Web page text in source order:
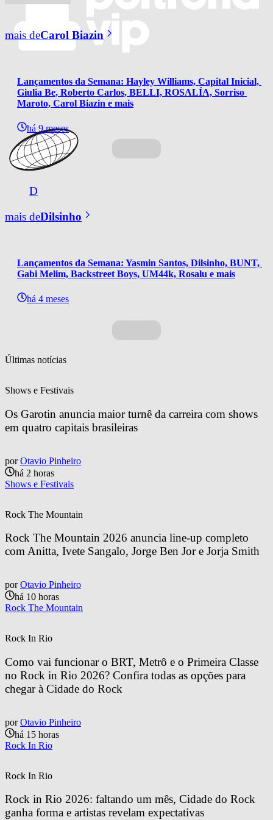
mais deCarol Biazin
Lançamentos da Semana: Hayley Williams, Capital Inicial,
Giulia Be, Roberto Carlos, BELLI, ROSALÍA, Sorriso
Maroto, Carol Biazin e mais
há 9 meses
D
mais deDilsinho
Lançamentos da Semana: Yasmin Santos, Dilsinho, BUNT,
Gabi Melim, Backstreet Boys, UM44k, Rosalu e mais
há 4 meses
Últimas notícias
Shows e Festivais
Os Garotin anuncia maior turnê da carreira com shows
em quatro capitais brasileiras
por Otavio Pinheiro
há 2 horas
Shows e Festivais
Rock The Mountain
Rock The Mountain 2026 anuncia line-up completo
com Anitta, Ivete Sangalo, Jorge Ben Jor e Jorja Smith
por Otavio Pinheiro
há 10 horas
Rock The Mountain
Rock In Rio
Como vai funcionar o BRT, Metrô e o Primeira Classe
no Rock in Rio 2026? Confira todas as opções para
chegar à Cidade do Rock
por Otavio Pinheiro
há 15 horas
Rock In Rio
Rock In Rio
Rock in Rio 2026: faltando um mês, Cidade do Rock
ganha forma e artistas revelam expectativas